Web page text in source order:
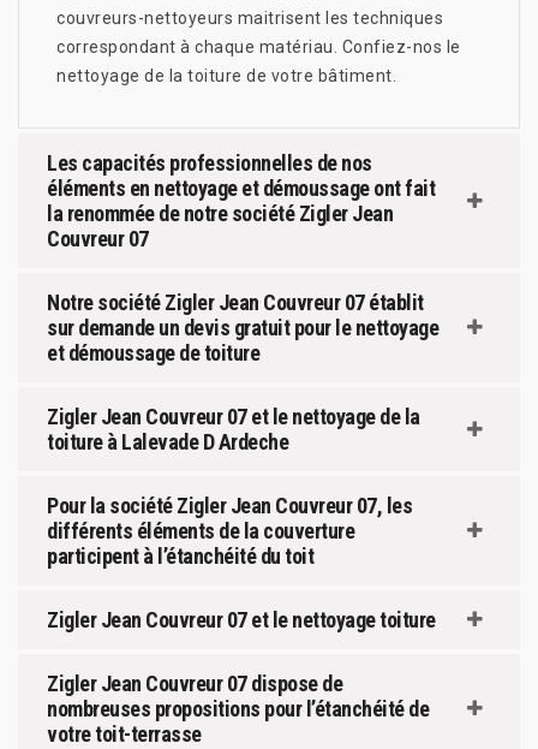
couvreurs-nettoyeurs maitrisent les techniques
correspondant à chaque matériau. Confiez-nos le
nettoyage de la toiture de votre bâtiment.
Les capacités professionnelles de nos
éléments en nettoyage et démoussage ont fait
la renommée de notre société Zigler Jean
Couvreur 07
Notre société Zigler Jean Couvreur 07 établit
sur demande un devis gratuit pour le nettoyage
et démoussage de toiture
Zigler Jean Couvreur 07 et le nettoyage de la
toiture à Lalevade D Ardeche
Pour la société Zigler Jean Couvreur 07, les
différents éléments de la couverture
participent à l’étanchéité du toit
Zigler Jean Couvreur 07 et le nettoyage toiture
Zigler Jean Couvreur 07 dispose de
nombreuses propositions pour l’étanchéité de
votre toit-terrasse